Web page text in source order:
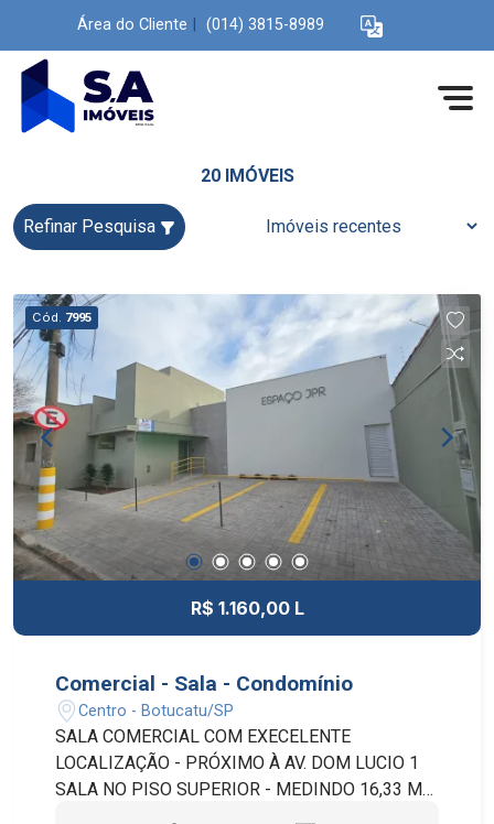
Área do Cliente (014) 3815-8989
20 IMÓVEIS
Refinar Pesquisa
Cód. 7995
R$ 1.160,00 L
Comercial - Sala - Condomínio
Centro - Botucatu/SP
SALA COMERCIAL COM EXECELENTE
LOCALIZAÇÃO - PRÓXIMO À AV. DOM LUCIO 1
SALA NO PISO SUPERIOR - MEDINDO 16,33 M²